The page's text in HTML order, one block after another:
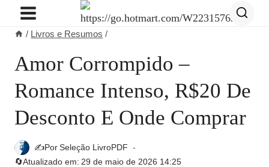
Pular
Conteúdo
/ Livros e Resumos /
Amor Corrompido –
Romance Intenso, R$20 De
Desconto E Onde Comprar
✍️PorSeleção LivroPDF
🔄Atualizado em: 29 de maio de 2026 14:25